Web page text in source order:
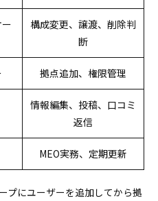
構成変更、譲渡、削除判
断
拠点追加、権限管理
情報編集、投稿、口コミ
返信
MEO実務、定期更新
プにユーザーを追加してから拠